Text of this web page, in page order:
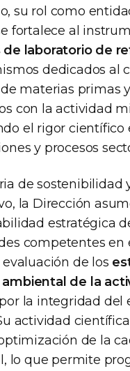
su rol como
fortalece al
laboratorio de
dedicados al
materias primas
con la actividad
el rigor científico
y procesos
de sostenibilidad
la Dirección
estratégica
competentes en
de los
de la
la integridad del
actividad
de la
lo que permite